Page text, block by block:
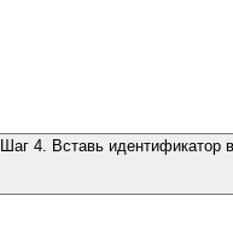
Шаг 4. Вставь идентификатор